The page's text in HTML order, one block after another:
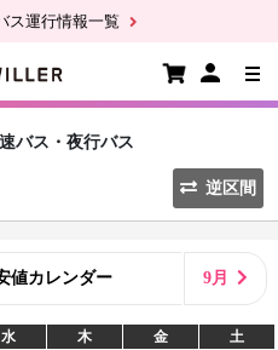
ス運行情報一覧
バス・夜行バス
逆区間
値カレンダー 9月
水 木 金 土